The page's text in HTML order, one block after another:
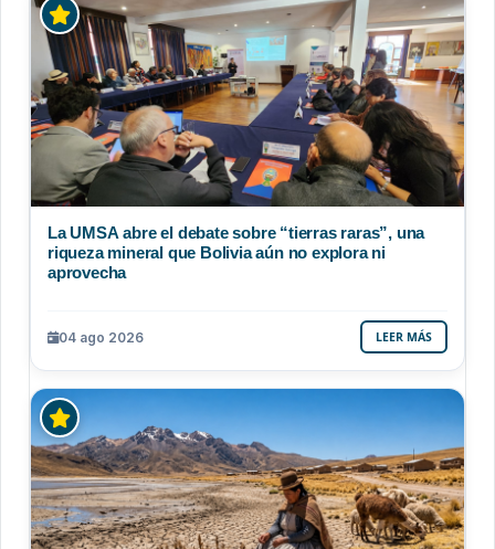
La UMSA abre el debate sobre “tierras raras”, una
riqueza mineral que Bolivia aún no explora ni
aprovecha
04 ago 2026 LEER MÁS